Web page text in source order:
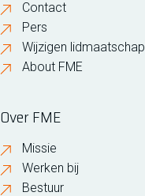
Contact
Pers
Wijzigen lidmaatschap
About FME
Over FME
Missie
Werken bij
Bestuur